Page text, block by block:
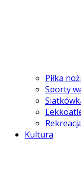
Piłka
Sporty
Kultura